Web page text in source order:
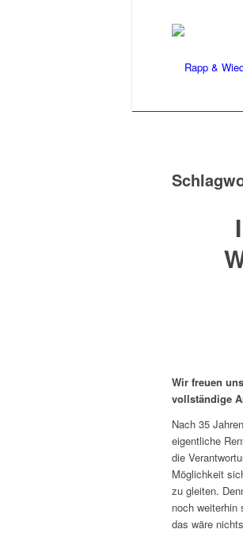
Wir freuen
vollständige
Nach 35
eigentliche
die
Möglichkeit
zu gleiten.
noch weiterhin
das wäre